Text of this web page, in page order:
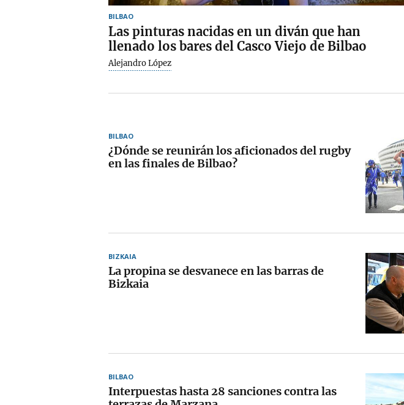
BILBAO
Las pinturas nacidas en un diván que han
llenado los bares del Casco Viejo de Bilbao
Alejandro López
BILBAO
¿Dónde se reunirán los aficionados del rugby
en las finales de Bilbao?
BIZKAIA
La propina se desvanece en las barras de
Bizkaia
BILBAO
Interpuestas hasta 28 sanciones contra las